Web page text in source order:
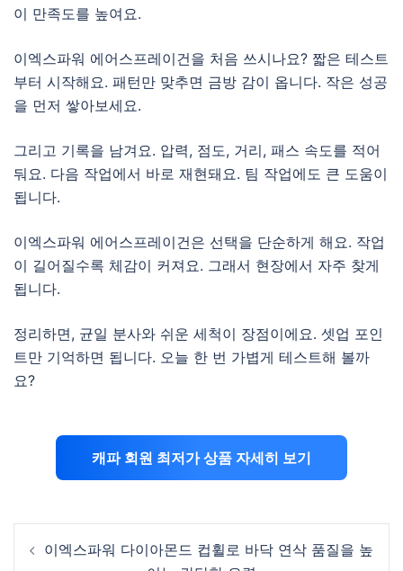
이 만족도를 높여요.
이엑스파워 에어스프레이건을 처음 쓰시나요? 짧은 테스트
부터 시작해요. 패턴만 맞추면 금방 감이 옵니다. 작은 성공
을 먼저 쌓아보세요.
그리고 기록을 남겨요. 압력, 점도, 거리, 패스 속도를 적어
둬요. 다음 작업에서 바로 재현돼요. 팀 작업에도 큰 도움이
됩니다.
이엑스파워 에어스프레이건은 선택을 단순하게 해요. 작업
이 길어질수록 체감이 커져요. 그래서 현장에서 자주 찾게
됩니다.
정리하면, 균일 분사와 쉬운 세척이 장점이에요. 셋업 포인
트만 기억하면 됩니다. 오늘 한 번 가볍게 테스트해 볼까
요?
캐파 회원 최저가 상품 자세히 보기
navigation
이엑스파워 다이아몬드 컵휠로 바닥 연삭 품질을 높